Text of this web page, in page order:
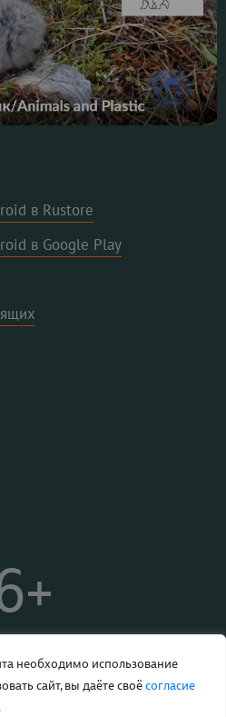
в Rustore
в Google Play
необходимо использование
сайт, вы даёте своё согласие